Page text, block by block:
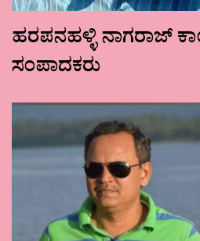
ಹರಪನಹಳ್ಳಿ ನಾಗರಾಜ್
ಸಂಪಾದಕರು